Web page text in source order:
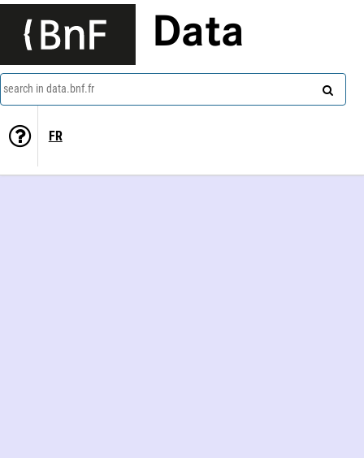
Data
search in data.bnf.fr
FR